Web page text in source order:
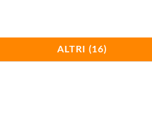
ALTRI (16)